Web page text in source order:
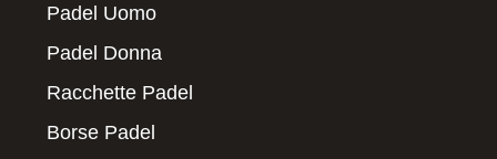
Padel Uomo
Padel Donna
Racchette Padel
Borse Padel